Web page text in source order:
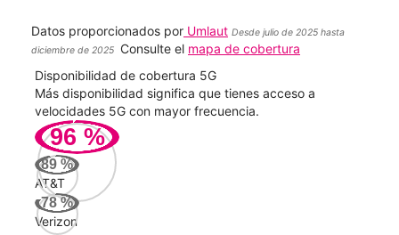
Datos proporcionados por Umlaut Desde julio de 2025 hasta
diciembre de 2025
Consulte el mapa de cobertura
Disponibilidad de cobertura 5G
Más disponibilidad significa que tienes acceso a
velocidades 5G con mayor frecuencia.
96 %
89 %
AT&T
78%
Verizon